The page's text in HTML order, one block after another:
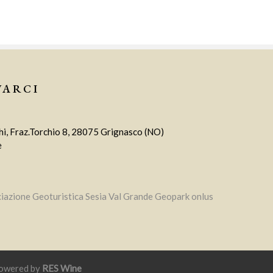
Fraz.Torchio 8, 28075 Grignasco (NO)
Geoturistica Sesia Val Grande Geopark onlus
by RES Wine